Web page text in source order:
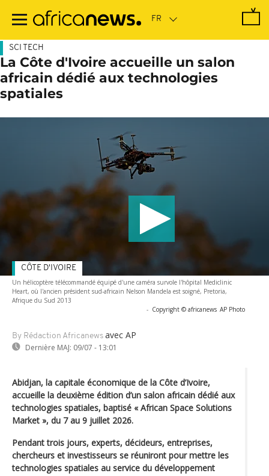
contenu
SCI TECH
La Côte d'Ivoire accueille un salon
africain dédié aux technologies
spatiales
Un hélicoptère télécommandé équipé d'une caméra survole l'hôpital Mediclinic
Heart, où l'ancien président sud-africain Nelson Mandela est soigné, Pretoria,
Afrique du Sud 2013
- Copyright © africanews AP Photo
By Rédaction Africanews avec AP
Dernière MAJ: 09/07 - 13:01
CÔTE D'IVOIRE
Abidjan, la capitale économique de la Côte d’Ivoire,
accueille la deuxième édition d’un salon africain dédié aux
technologies spatiales, baptisé « African Space Solutions
Market », du 7 au 9 juillet 2026.
Pendant trois jours, experts, décideurs, entreprises,
chercheurs et investisseurs se réuniront pour mettre les
technologies spatiales au service du développement